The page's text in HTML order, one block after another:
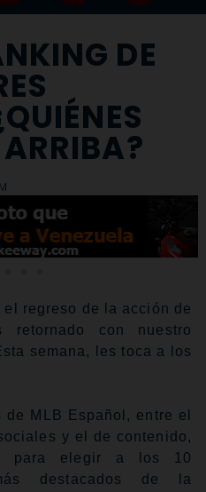
DE
el regreso de la acción de
retornado con nuestro
semana, les toca a los
MLB Español, entre el
y el de contenido,
para elegir a los 10
destacados de la